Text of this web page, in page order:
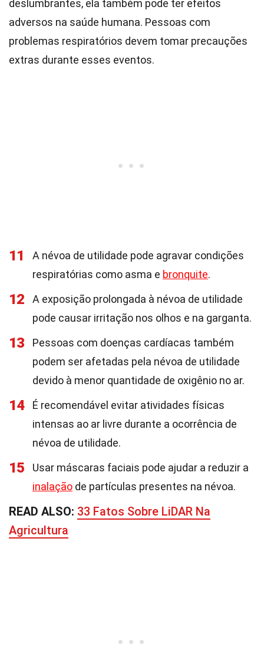
deslumbrantes, ela também pode ter efeitos
adversos na saúde humana. Pessoas com
problemas respiratórios devem tomar precauções
extras durante esses eventos.
11
A névoa de utilidade pode agravar condições
respiratórias como asma e bronquite.
12
A exposição prolongada à névoa de utilidade
pode causar irritação nos olhos e na garganta.
13
Pessoas com doenças cardíacas também
podem ser afetadas pela névoa de utilidade
devido à menor quantidade de oxigênio no ar.
14
É recomendável evitar atividades físicas
intensas ao ar livre durante a ocorrência de
névoa de utilidade.
15
Usar máscaras faciais pode ajudar a reduzir a
inalação de partículas presentes na névoa.
READ ALSO: 33 Fatos Sobre LiDAR Na
Agricultura